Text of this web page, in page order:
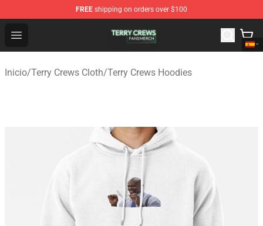
FREE shipping on orders over $100
Open menu
Terry Crews Shop - Official Terry Crews Merchandise
Inicio/Terry Crews Cloth/Terry Crews Hoodies